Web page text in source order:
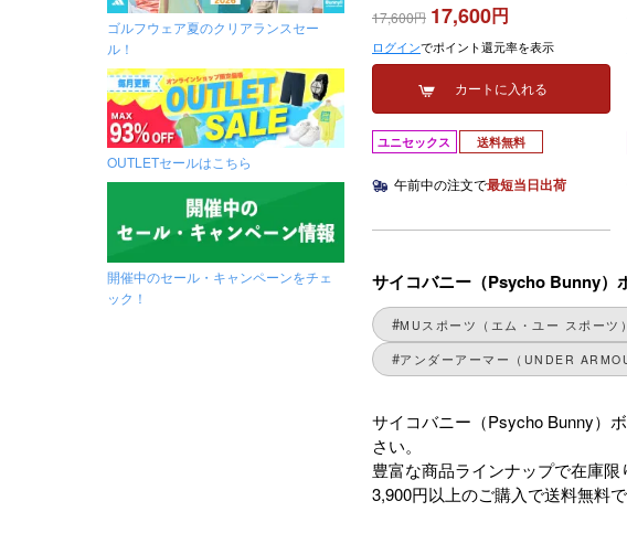
ゴルフウェア夏のクリアランスセー
ル！
OUTLETセールはこちら
開催中のセール・キャンペーンをチェ
ック！
17,600 17,600
ログインでポイント還元率を表示
カートに入れる
ユニセックス 送料無料
午前中の注文で最短当日出荷
サイコバニー（Psycho Bunny）
MUスポーツ（エム・ユー スポーツ）
アンダーアーマー（UNDER
サイコバニー（Psycho Bunny）
さい。
豊富な商品ラインナップで在庫
3,900円以上のご購入で送料無料で